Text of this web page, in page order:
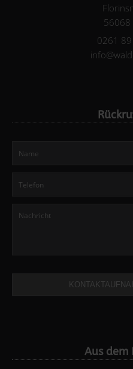
56068
0261
Aus dem